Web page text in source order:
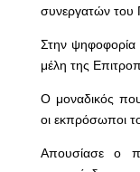
συνεργατών του
Στην
μέλη της
Ο μοναδικός
οι εκπρόσωποι
Απουσίασε ο